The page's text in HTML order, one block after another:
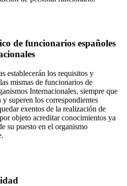
de funcionarios españoles
establecerán los requisitos y
mismas de funcionarios de
Internacionales, siempre que
superen los correspondientes
exentos de la realización de
objeto acreditar conocimientos ya
su puesto en el organismo